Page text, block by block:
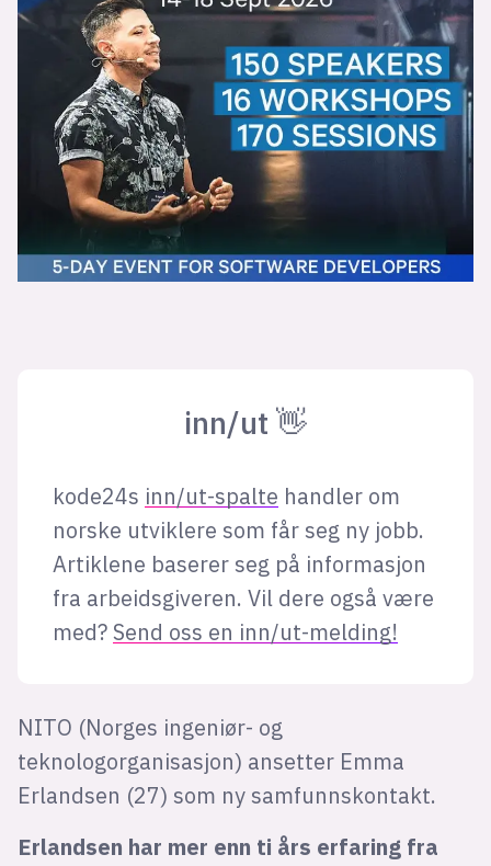
inn/ut 👋
kode24s inn/ut-spalte handler om
norske utviklere som får seg ny jobb.
Artiklene baserer seg på informasjon
fra arbeidsgiveren. Vil dere også være
med? Send oss en inn/ut-melding!
NITO (Norges ingeniør- og
teknologorganisasjon) ansetter Emma
Erlandsen (27) som ny samfunnskontakt.
Erlandsen har mer enn ti års erfaring fra